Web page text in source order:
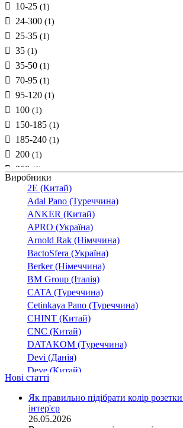
10-25 (1)
24-300 (1)
25-35 (1)
35 (1)
35-50 (1)
70-95 (1)
95-120 (1)
100 (1)
150-185 (1)
185-240 (1)
200 (1)
250 (1)
300(1)
400-500(1)
700(1)
Виробники
2E (Китай)
Adal Pano (Туреччина)
ANKER (Китай)
APRO (Україна)
Arnold Rak (Німччина)
BactoSfera (Україна)
Berker (Німеччина)
BM Group (Італія)
CATA (Туреччина)
Cetinkaya Pano (Туреччина)
CHINT (Китай)
CNC (Китай)
DATAKOM (Туреччина)
Devi (Данія)
Deye (Китай)
DigiTop (Україна)
DKC (Україна)
Dyness (Китай)
E.NEXT (Україна)
Нові статті
Як правильно підібрати колір
інтер'єр
26.05.2026